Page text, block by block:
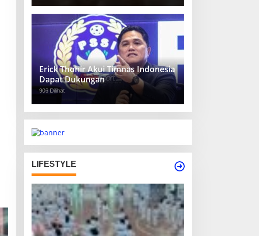
Erick Thohir Akui Timnas Indonesia
Dapat Dukungan
906 Dilihat
LIFESTYLE